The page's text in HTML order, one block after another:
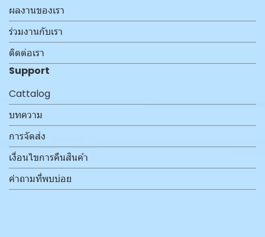
ผลงานของเรา
ร่วมงานกับเรา
ติดต่อเรา
Support
Cattalog
บทความ
การจัดส่ง
เงื่อนไขการคืนสินค้า
คำถามที่พบบ่อย